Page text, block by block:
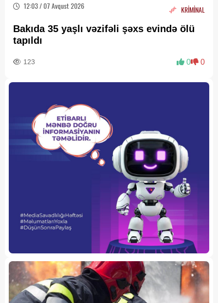
12:03 / 07 Avqust 2026 KRİMİNAL
Bakıda 35 yaşlı vəzifəli şəxs evində ölü
tapıldı
123 0 0